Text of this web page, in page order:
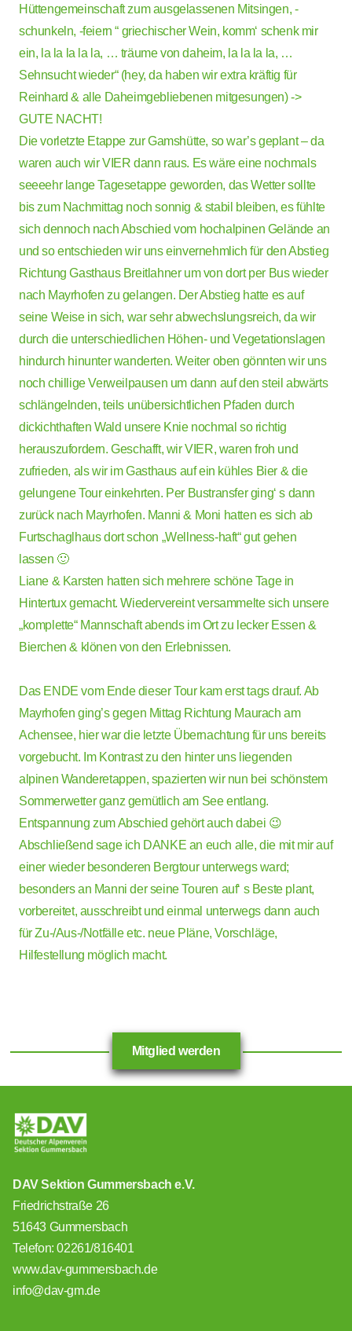
Hüttengemeinschaft zum ausgelassenen Mitsingen, -
schunkeln, -feiern “ griechischer Wein, komm‘ schenk mir
ein, la la la la la, … träume von daheim, la la la la, …
Sehnsucht wieder“ (hey, da haben wir extra kräftig für
Reinhard & alle Daheimgebliebenen mitgesungen) ->
GUTE NACHT!
Die vorletzte Etappe zur Gamshütte, so war’s geplant – da
waren auch wir VIER dann raus. Es wäre eine nochmals
seeeehr lange Tagesetappe geworden, das Wetter sollte
bis zum Nachmittag noch sonnig & stabil bleiben, es fühlte
sich dennoch nach Abschied vom hochalpinen Gelände an
und so entschieden wir uns einvernehmlich für den Abstieg
Richtung Gasthaus Breitlahner um von dort per Bus wieder
nach Mayrhofen zu gelangen. Der Abstieg hatte es auf
seine Weise in sich, war sehr abwechslungsreich, da wir
durch die unterschiedlichen Höhen- und Vegetationslagen
hindurch hinunter wanderten. Weiter oben gönnten wir uns
noch chillige Verweilpausen um dann auf den steil abwärts
schlängelnden, teils unübersichtlichen Pfaden durch
dickichthaften Wald unsere Knie nochmal so richtig
herauszufordern. Geschafft, wir VIER, waren froh und
zufrieden, als wir im Gasthaus auf ein kühles Bier & die
gelungene Tour einkehrten. Per Bustransfer ging‘ s dann
zurück nach Mayrhofen. Manni & Moni hatten es sich ab
Furtschaglhaus dort schon „Wellness-haft“ gut gehen
lassen 🙂
Liane & Karsten hatten sich mehrere schöne Tage in
Hintertux gemacht. Wiedervereint versammelte sich unsere
„komplette“ Mannschaft abends im Ort zu lecker Essen &
Bierchen & klönen von den Erlebnissen.
Das ENDE vom Ende dieser Tour kam erst tags drauf. Ab
Mayrhofen ging’s gegen Mittag Richtung Maurach am
Achensee, hier war die letzte Übernachtung für uns bereits
vorgebucht. Im Kontrast zu den hinter uns liegenden
alpinen Wanderetappen, spazierten wir nun bei schönstem
Sommerwetter ganz gemütlich am See entlang.
Entspannung zum Abschied gehört auch dabei 😉
Abschließend sage ich DANKE an euch alle, die mit mir auf
einer wieder besonderen Bergtour unterwegs ward;
besonders an Manni der seine Touren auf‘ s Beste plant,
vorbereitet, ausschreibt und einmal unterwegs dann auch
für Zu-/Aus-/Notfälle etc. neue Pläne, Vorschläge,
Hilfestellung möglich macht.
Mitglied werden
DAV Sektion Gummersbach e.V.
Friedrichstraße 26
51643 Gummersbach
Telefon: 02261/816401
www.dav-gummersbach.de
info@dav-gm.de